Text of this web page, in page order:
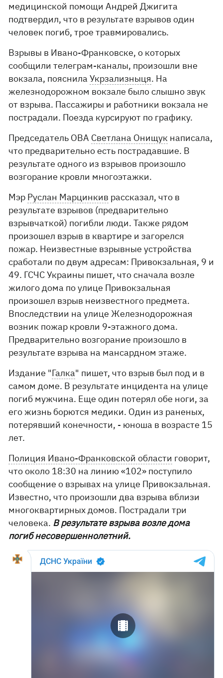
медицинской помощи Андрей Джигита
подтвердил, что в результате взрывов один
человек погиб, трое травмировались.
Взрывы в Ивано-Франковске, о которых
сообщили телеграм-каналы, произошли вне
вокзала, пояснилаУкрзализныця. На
железнодорожном вокзале было слышно звук
от взрыва. Пассажиры и работники вокзала не
пострадали. Поезда курсируют по графику.
Председатель ОВА Светлана Онищук написала,
что предварительно есть пострадавшие. В
результате одного из взрывов произошло
возгорание кровли многоэтажки.
Мэр Руслан Марцинкив рассказал, что в
результате взрывов (предварительно
взрывчаткой) погибли люди. Также рядом
произошел взрыв в квартире и загорелся
пожар. Неизвестные взрывные устройства
сработали по двум адресам: Привокзальная, 9 и
49. ГСЧС Украины пишет, что сначала возле
жилого дома по улице Привокзальная
произошел взрыв неизвестного предмета.
Впоследствии на улице Железнодорожная
возник пожар кровли 9-этажного дома.
Предварительно возгорание произошло в
результате взрыва на мансардном этаже.
Издание "Галка" пишет, что взрыв был под и в
самом доме. В результате инцидента на улице
погиб мужчина. Еще один потерял обе ноги, за
его жизнь борются медики. Один из раненых,
потерявший конечности, - юноша в возрасте 15
лет.
Полиция Ивано-Франковской области говорит,
что около 18:30 на линию «102» поступило
сообщение о взрывах на улице Привокзальная.
Известно, что произошли два взрыва вблизи
многоквартирных домов. Пострадали три
человека. В результате взрыва возле дома
погиб несовершеннолетний.